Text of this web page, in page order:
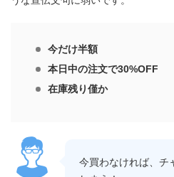
今だけ半額
本日中の注文で30%OFF
在庫残り僅か
今買わなければ、チ